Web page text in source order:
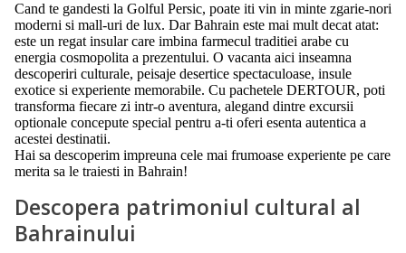
Cand te gandesti la Golful Persic, poate iti vin in minte zgarie-nori
moderni si mall-uri de lux. Dar Bahrain este mai mult decat atat:
este un regat insular care imbina farmecul traditiei arabe cu
energia cosmopolita a prezentului. O vacanta aici inseamna
descoperiri culturale, peisaje desertice spectaculoase, insule
exotice si experiente memorabile. Cu pachetele DERTOUR, poti
transforma fiecare zi intr-o aventura, alegand dintre excursii
optionale concepute special pentru a-ti oferi esenta autentica a
acestei destinatii.
Hai sa descoperim impreuna cele mai frumoase experiente pe care
merita sa le traiesti in Bahrain!
Descopera patrimoniul cultural al
Bahrainului